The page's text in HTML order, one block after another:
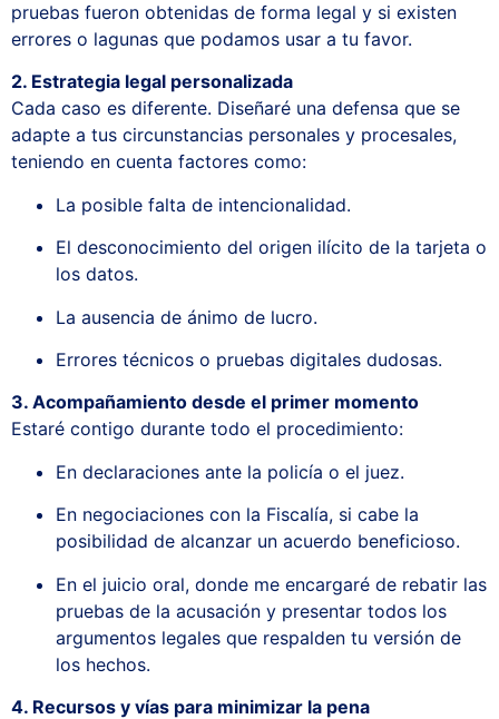
pruebas fueron obtenidas de forma legal y si existen
errores o lagunas que podamos usar a tu favor.
2. Estrategia legal personalizada
Cada caso es diferente. Diseñaré una defensa que se
adapte a tus circunstancias personales y procesales,
teniendo en cuenta factores como:
La posible falta de intencionalidad.
El desconocimiento del origen ilícito de la tarjeta o
los datos.
La ausencia de ánimo de lucro.
Errores técnicos o pruebas digitales dudosas.
3. Acompañamiento desde el primer momento
Estaré contigo durante todo el procedimiento:
En declaraciones ante la policía o el juez.
En negociaciones con la Fiscalía, si cabe la
posibilidad de alcanzar un acuerdo beneficioso.
En el juicio oral, donde me encargaré de rebatir las
pruebas de la acusación y presentar todos los
argumentos legales que respalden tu versión de
los hechos.
4. Recursos y vías para minimizar la pena